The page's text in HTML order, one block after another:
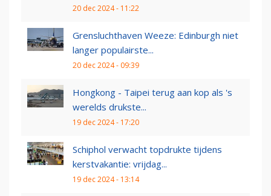
20 dec 2024 - 11:22
Grensluchthaven Weeze: Edinburgh niet
langer populairste...
20 dec 2024 - 09:39
Hongkong - Taipei terug aan kop als 's
werelds drukste...
19 dec 2024 - 17:20
Schiphol verwacht topdrukte tijdens
kerstvakantie: vrijdag...
19 dec 2024 - 13:14